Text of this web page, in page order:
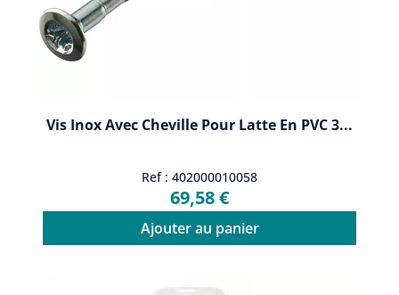
Vis Inox Avec Cheville Pour Latte En PVC 3...
Ref : 402000010058
69,58 €
Ajouter au panier